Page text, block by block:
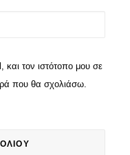
τον ιστότοπο μου σε
που θα σχολιάσω.